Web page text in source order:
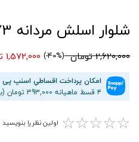
شلوار اسلش مردانه 26173
2,620,000 تومان (40%-)
امکان پرداخت اقساطیِ اسنپ پی
۴ قسط ماهیانه 393,000 تومان (بدون کارمزد)
☆
☆
☆
☆
☆ اولین نظر را بنویسید